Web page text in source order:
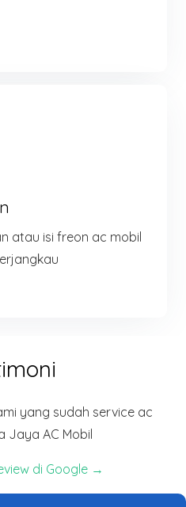
atau isi freon ac mobil
yang sudah service ac
Jaya AC Mobil
di Google →